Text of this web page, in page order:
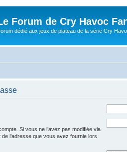
Forum de Cry Havoc
dédié aux jeux de plateau de la série Cry
Si vous ne l’avez pas modifiée via
de l’adresse que vous avez fournie lors